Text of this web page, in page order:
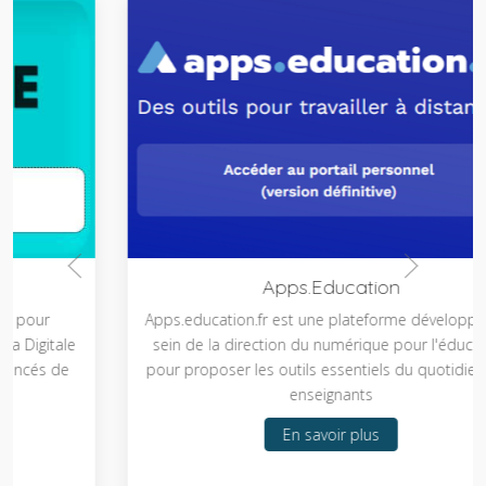
Apps.Education
Apps.education.fr est une plateforme développée au
sein de la direction du numérique pour l'éducation
pour proposer les outils essentiels du quotidien des
En savoir plus